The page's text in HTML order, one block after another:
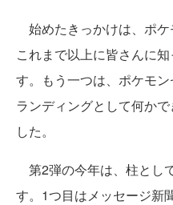
始めたきっかけは、ポケ
これまで以上に皆さんに
す。もう一つは、ポケモ
ランディングとして何か
した。
第2弾の今年は、柱とし
す。1つ目はメッセージ新